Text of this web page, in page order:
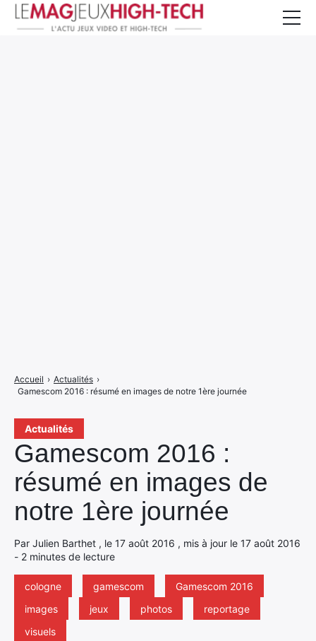
Actualités
Gamescom 2016 :
résumé en images de
notre 1ère journée
Par Julien Barthet , le 17 août 2016 , mis à jour le 17 août 2016
- 2 minutes de lecture
cologne gamescom
Gamescom 2016
images
jeux photos
reportage
visuels
Accueil › Actualités ›
Gamescom 2016 : résumé en images de notre 1ère journée